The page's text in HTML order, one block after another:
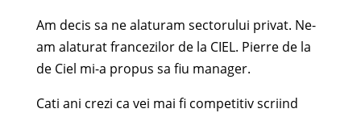
Am decis sa ne alaturam sectorului privat. Ne-
am alaturat francezilor de la CIEL. Pierre de la
de Ciel mi-a propus sa fiu manager.
Cati ani crezi ca vei mai fi competitiv scriind